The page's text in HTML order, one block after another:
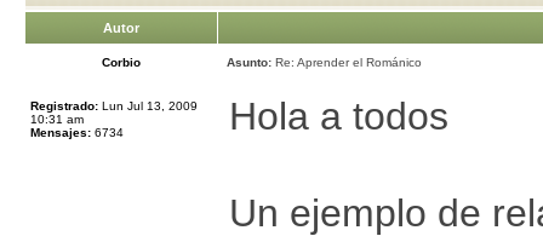
Autor
Corbio Asunto: Re: Aprender el Románico
Registrado: Lun Jul 13, 2009
10:31 am
Mensajes: 6734 Hola a todos
Un ejemplo de